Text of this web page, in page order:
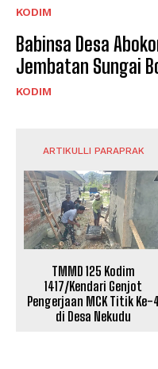
KODIM
Babinsa Desa
Jembatan Sungai
KODIM
ARTIKULLI PARAPRAK
TMMD 125 Kodim
1417/Kendari Genjot
Pengerjaan MCK Titik Ke-
di Desa Nekudu